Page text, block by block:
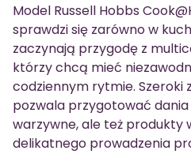
Model Russell Hobbs
sprawdzi się zarówno w
zaczynają przygodę z
którzy chcą mieć
codziennym rytmie.
pozwala przygotować
warzywne, ale też produkty
delikatnego prowadzenia